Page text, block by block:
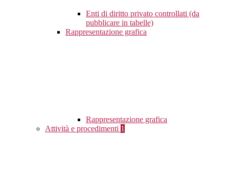
Enti di diritto privato controllati (da
pubblicare in tabelle)
Rappresentazione grafica
Rappresentazione grafica
Attività e procedimenti 1